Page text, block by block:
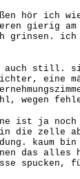
hör ich
gierig
grinsen. ich
still. sie
eine
wegen
ist ja noch
die zelle
kaum
das alles
spucken,